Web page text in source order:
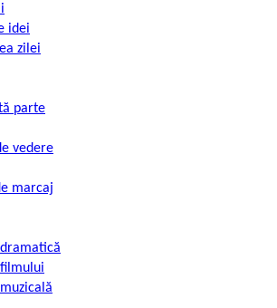
idei
zilei
parte
vedere
marcaj